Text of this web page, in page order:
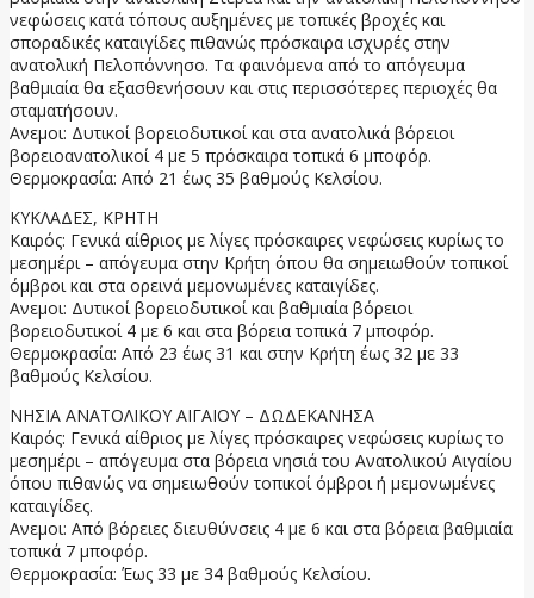
νεφώσεις κατά τόπους αυξημένες με τοπικές βροχές και
σποραδικές καταιγίδες πιθανώς πρόσκαιρα ισχυρές στην
ανατολική Πελοπόννησο. Τα φαινόμενα από το απόγευμα
βαθμιαία θα εξασθενήσουν και στις περισσότερες περιοχές θα
σταματήσουν.
Ανεμοι: Δυτικοί βορειοδυτικοί και στα ανατολικά βόρειοι
βορειοανατολικοί 4 με 5 πρόσκαιρα τοπικά 6 μποφόρ.
Θερμοκρασία: Από 21 έως 35 βαθμούς Κελσίου.
ΚΥΚΛΑΔΕΣ, ΚΡΗΤΗ
Καιρός: Γενικά αίθριος με λίγες πρόσκαιρες νεφώσεις κυρίως το
μεσημέρι – απόγευμα στην Κρήτη όπου θα σημειωθούν τοπικοί
όμβροι και στα ορεινά μεμονωμένες καταιγίδες.
Ανεμοι: Δυτικοί βορειοδυτικοί και βαθμιαία βόρειοι
βορειοδυτικοί 4 με 6 και στα βόρεια τοπικά 7 μποφόρ.
Θερμοκρασία: Από 23 έως 31 και στην Κρήτη έως 32 με 33
βαθμούς Κελσίου.
ΝΗΣΙΑ ΑΝΑΤΟΛΙΚΟΥ ΑΙΓΑΙΟΥ – ΔΩΔΕΚΑΝΗΣΑ
Καιρός: Γενικά αίθριος με λίγες πρόσκαιρες νεφώσεις κυρίως το
μεσημέρι – απόγευμα στα βόρεια νησιά του Ανατολικού Αιγαίου
όπου πιθανώς να σημειωθούν τοπικοί όμβροι ή μεμονωμένες
καταιγίδες.
Ανεμοι: Από βόρειες διευθύνσεις 4 με 6 και στα βόρεια βαθμιαία
τοπικά 7 μποφόρ.
Θερμοκρασία: Έως 33 με 34 βαθμούς Κελσίου.